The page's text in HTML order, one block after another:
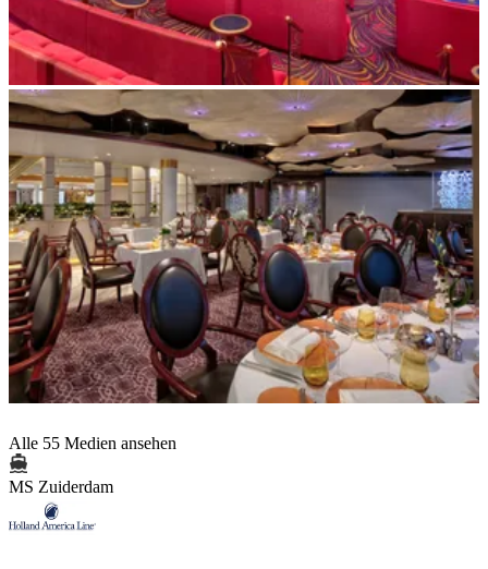
Alle 55 Medien ansehen
MS Zuiderdam